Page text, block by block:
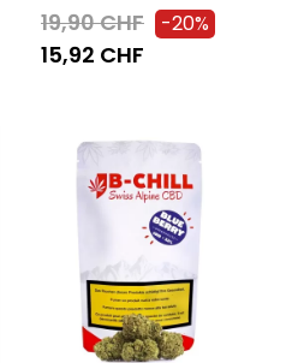
19,90 CHF
-20%
15,92 CHF